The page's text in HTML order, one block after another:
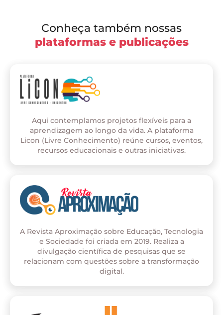
Conheça também nossas
plataformas e publicações
Aqui contemplamos projetos flexíveis para a
aprendizagem ao longo da vida. A plataforma
Licon (Livre Conhecimento) reúne cursos, eventos,
recursos educacionais e outras iniciativas.
A Revista Aproximação sobre Educação, Tecnologia
e Sociedade foi criada em 2019. Realiza a
divulgação científica de pesquisas que se
relacionam com questões sobre a transformação
digital.